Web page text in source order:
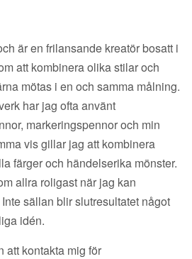
är en frilansande kreatör bosatt i
att kombinera olika stilar och
mötas i en och samma målning.
har jag ofta använt
markeringspennor och min
vis gillar jag att kombinera
färger och händelserika mönster.
allra roligast när jag kan
sällan blir slutresultatet något
idén.
att kontakta mig för